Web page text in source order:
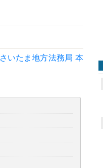
さいたま地方法務局 本